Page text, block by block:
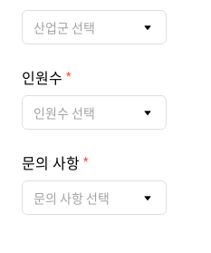
산업군 선택
인원수
인원수 선택
문의 사항
문의 사항 선택